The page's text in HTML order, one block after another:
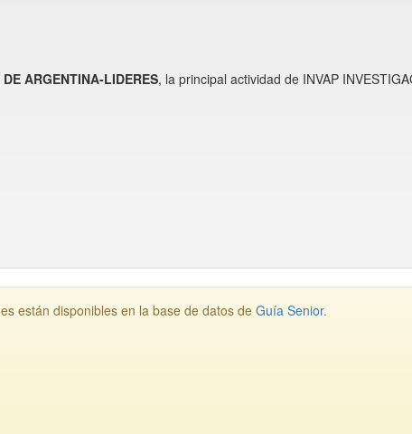
ARGENTINA-LIDERES, la principal actividad de INVAP
están disponibles en la base de datos de Guía Senior.